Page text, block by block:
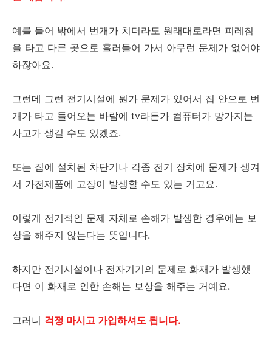
예를 들어 밖에서 번개가 치더라도 원래대로라면 피레침
을 타고 다른 곳으로 흘러들어 가서 아무런 문제가 없어야
하잖아요.
그런데 그런 전기시설에 뭔가 문제가 있어서 집 안으로 번
개가 타고 들어오는 바람에 tv라든가 컴퓨터가 망가지는
사고가 생길 수도 있겠죠.
또는 집에 설치된 차단기나 각종 전기 장치에 문제가 생겨
서 가전제품에 고장이 발생할 수도 있는 거고요.
이렇게 전기적인 문제 자체로 손해가 발생한 경우에는 보
상을 해주지 않는다는 뜻입니다.
하지만 전기시설이나 전자기기의 문제로 화재가 발생했
다면 이 화재로 인한 손해는 보상을 해주는 거예요.
그러니 걱정 마시고 가입하셔도 됩니다.